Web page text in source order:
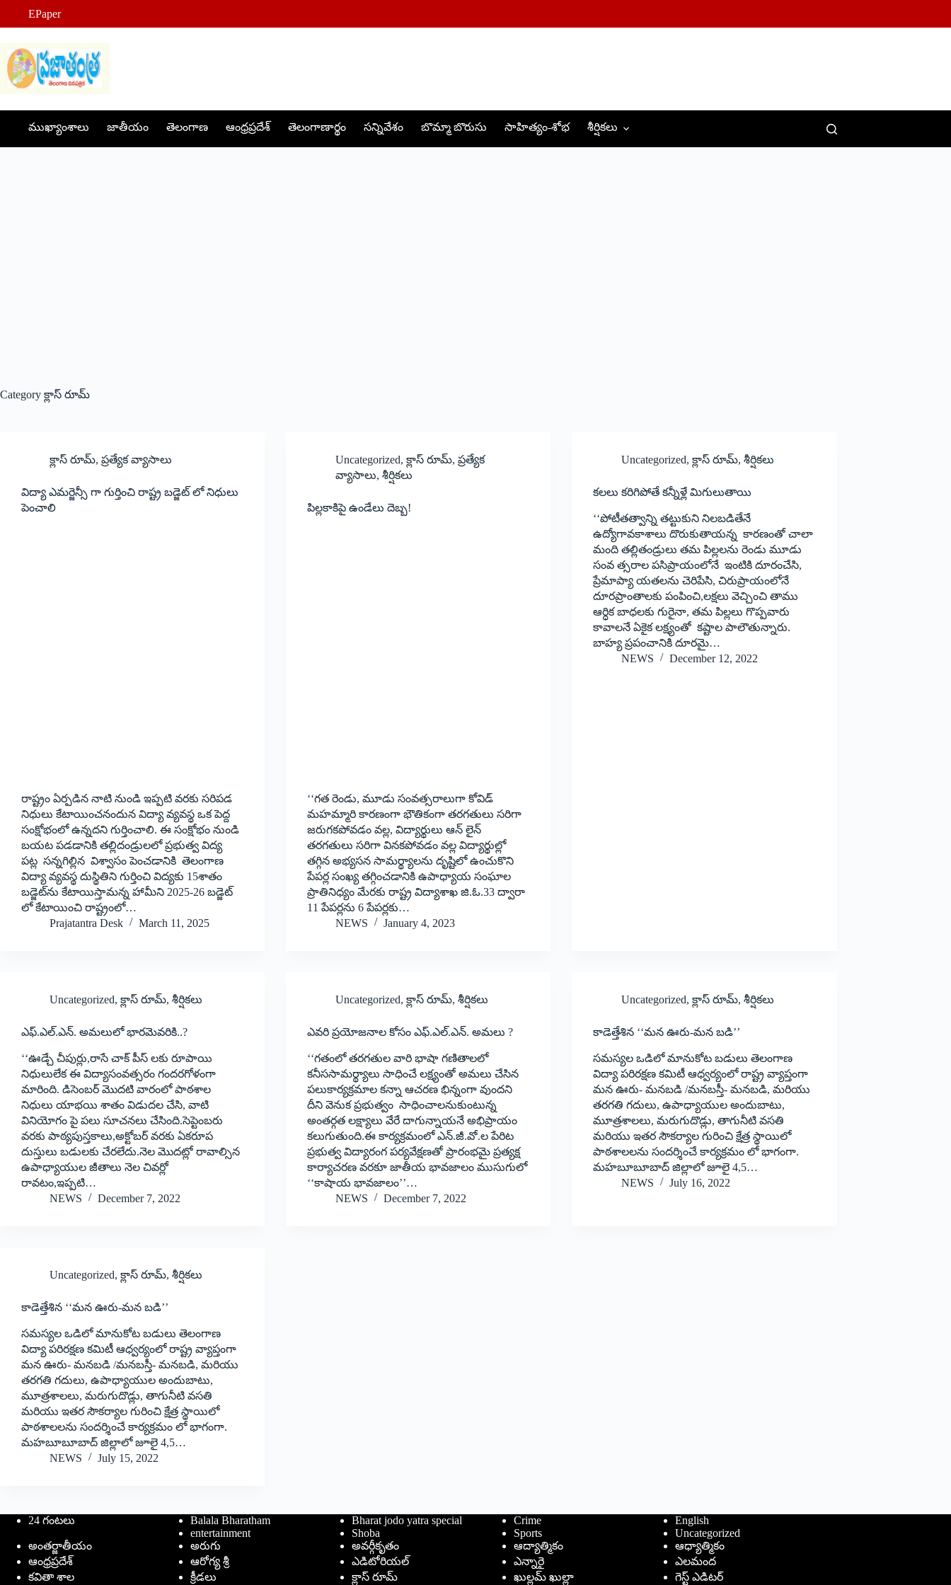
content
EPaper
ముఖ్యాంశాలు జాతీయం తెలంగాణ ఆంధ్రప్రదేశ్ తెలంగాణార్థం సన్నివేశం బొమ్మా బొరుసు సాహిత్యం-శోభ శీర్షికలు
Category క్లాస్ రూమ్
క్లాస్ రూమ్, ప్రత్యేక వ్యాసాలు
విద్యా ఎమర్జెన్సీ గా గుర్తించి రాష్ట్ర బడ్జెట్ లో నిధులు
పెంచాలి
రాష్ట్రం ఏర్పడిన నాటి నుండి ఇప్పటి వరకు సరిపడ
నిధులు కేటాయించనందున విద్యా వ్యవస్థ ఒక పెద్ద
సంక్షోభంలో ఉన్నదని గుర్తించాలి. ఈ సంక్షోభం నుండి
బయట పడడానికి తల్లిదండ్రులలో ప్రభుత్వ విద్య
పట్ల సన్నగిల్లిన విశ్వాసం పెంచడానికి తెలంగాణ
విద్యా వ్యవస్థ దుస్థితిని గుర్తించి విద్యకు 15శాతం
బడ్జెట్‌ను కేటాయిస్తామన్న హామీని 2025-26 బడ్జెట్
లో కేటాయించి రాష్ట్రంలో…
Prajatantra Desk
March 11, 2025
Uncategorized,క్లాస్ రూమ్,ప్రత్యేక
వ్యాసాలు,శీర్షికలు
పిల్లకాకిపై ఉండేలు దెబ్బ!
‘‘‌గత రెండు, మూడు సంవత్సరాలుగా కోవిడ్‌
‌మహమ్మారి కారణంగా భౌతికంగా తరగతులు సరిగా
జరుగకపోవడం వల్ల, విద్యార్థులు ఆన్‌ ‌లైన్‌
‌తరగతులు సరిగా వినకపోవడం వల్ల విద్యార్థుల్లో
తగ్గిన అభ్యసన సామర్థ్యాలను దృష్టిలో ఉంచుకొని
పేపర్ల సంఖ్య తగ్గించడానికి ఉపాధ్యాయ సంఘాల
ప్రాతినిధ్యం మేరకు రాష్ట్ర విద్యాశాఖ జి.ఓ.33 ద్వారా
11 పేపర్లను 6 పేపర్లకు…
NEWS
January 4, 2023
Uncategorized,క్లాస్ రూమ్,శీర్షికలు
కలలు కరిగిపోతే కన్నీళ్లే మిగులుతాయి
‘‘‌పోటీతత్వాన్ని తట్టుకుని నిలబడితేనే
ఉద్యోగావకాశాలు దొరుకుతాయన్న కారణంతో చాలా
మంది తల్లితండ్రులు తమ పిల్లలను రెండు మూడు
సంవ త్సరాల పసిప్రాయంలోనే ఇంటికి దూరంచేసి,
ప్రేమాప్యా యతలను చెరిపేసి, చిరుప్రాయంలోనే
దూరప్రాంతాలకు పంపించి,లక్షలు వెచ్చించి తాము
ఆర్ధిక బాధలకు గురైనా, తమ పిల్లలు గొప్పవారు
కావాలనే ఏకైక లక్ష్యంతో కష్టాల పాలౌతున్నారు.
బాహ్య ప్రపంచానికి దూరమై…
NEWS
December 12, 2022
Uncategorized, క్లాస్ రూమ్, శీర్షికలు
ఎఫ్‌.ఎల్‌.ఎన్‌. అమలులో భారమెవరికి..?
‘‘ఊడ్చే చీపుర్లు,రాసే చాక్‌ ‌పీస్‌ ‌లకు రూపాయి
నిధులులేక ఈ విద్యాసంవత్సరం గందరగోళంగా
మారింది. డిసెంబర్‌ ‌మొదటి వారంలో పాఠశాల
నిధులు యాభయి శాతం విడుదల చేసి, వాటి
వినియోగం పై పలు సూచనలు చేసింది.సెప్టెంబరు
వరకు పాఠ్యపుస్తకాలు,అక్టోబర్‌ ‌వరకు ఏకరూప
దుస్తులు బడులకు చేరలేదు.నెల మొదట్లో రావాల్సిన
ఉపాధ్యాయుల జీతాలు నెల చివర్లో
రావటం,ఇప్పటి…
NEWS
December 7, 2022
Uncategorized,క్లాస్ రూమ్,శీర్షికలు
ఎవరి ప్రయోజనాల కోసం ఎఫ్‌.ఎల్‌.ఎన్‌. అమలు ?
‘‘‌గతంలో తరగతుల వారి భాషా గణితాలలో
కనీససామర్థ్యాలు సాధించే లక్ష్యంతో అమలు చేసిన
పలుకార్యక్రమాల కన్నా ఆచరణ భిన్నంగా వుందని
దీని వెనుక ప్రభుత్వం సాధించాలనుకుంటున్న
అంతర్గత లక్ష్యాలు వేరే దాగున్నాయనే అభిప్రాయం
కలుగుతుంది.ఈ కార్యక్రమంలో ఎన్‌.‌జీ.వో.ల పేరిట
ప్రభుత్వ విద్యారంగ పర్యవేక్షణతో ప్రారంభమై ప్రత్యక్ష
కార్యాచరణ వరకూ జాతీయ భావజాలం ముసుగులో
‘‘కాషాయ భావజాలం’’…
NEWS
December 7, 2022
Uncategorized,క్లాస్ రూమ్,శీర్షికలు
కాడెత్తేశిన ‘‘మన ఊరు-మన బడి’’
సమస్యల ఒడిలో మానుకోట బడులు తెలంగాణ
విద్యా పరిరక్షణ కమిటీ ఆధ్వర్యంలో రాష్ట్ర వ్యాప్తంగా
మన ఊరు- మనబడి /మనబస్తీ- మనబడి, మరియు
తరగతి గదులు, ఉపాధ్యాయుల అందుబాటు,
మూత్రశాలలు, మరుగుదొడ్లు, తాగునీటి వసతి
మరియు ఇతర సౌకర్యాల గురించి క్షేత్ర స్థాయిలో
పాఠశాలలను సందర్శించే కార్యక్రమం లో భాగంగా.
మహబూబూబాద్‌ ‌జిల్లాలో జూలై 4,5…
NEWS
July 16, 2022
Uncategorized, క్లాస్ రూమ్, శీర్షికలు
కాడెత్తేశిన ‘‘మన ఊరు-మన బడి’’
సమస్యల ఒడిలో మానుకోట బడులు తెలంగాణ
విద్యా పరిరక్షణ కమిటీ ఆధ్వర్యంలో రాష్ట్ర వ్యాప్తంగా
మన ఊరు- మనబడి /మనబస్తీ- మనబడి, మరియు
తరగతి గదులు, ఉపాధ్యాయుల అందుబాటు,
మూత్రశాలలు, మరుగుదొడ్లు, తాగునీటి వసతి
మరియు ఇతర సౌకర్యాల గురించి క్షేత్ర స్థాయిలో
పాఠశాలలను సందర్శించే కార్యక్రమం లో భాగంగా.
మహబూబూబాద్‌ ‌జిల్లాలో జూలై 4,5…
NEWS
July 15, 2022
24 గంటలు Balala Bharatham Bharat jodo yatra special Crime
English
entertainment
Shoba Sports
Uncategorized
అంతర్జాతీయం
అరుగు అవర్గీకృతం ఆద్యాత్మికం
ఆధ్యాత్మికం
ఆంధ్రప్రదేశ్
ఆరోగ్య శ్రీ ఎడిటోరియల్ ఎన్నారై
ఎలమంద
కవితా శాల
క్రీడలు క్లాస్ రూమ్ ఖుల్లమ్ ఖుల్లా గెస్ట్ ఎడిటర్